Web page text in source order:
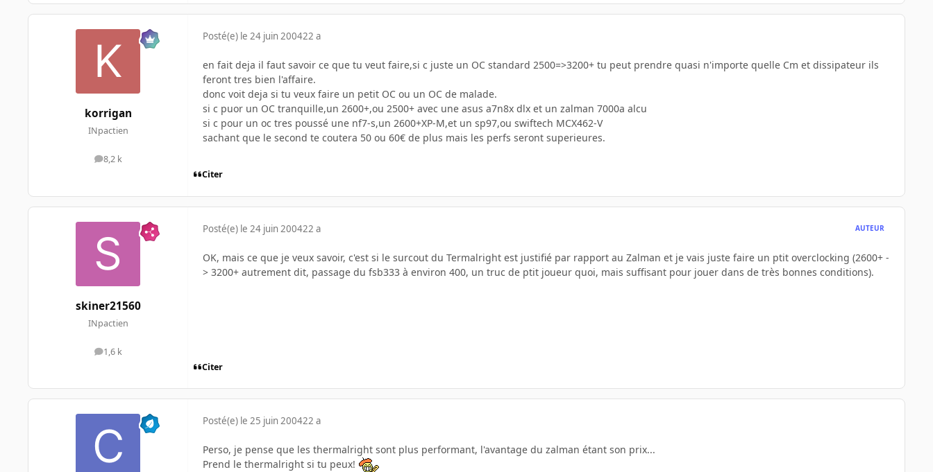
korrigan
INpactien
8,2 k
messages
Posté(e) le 24 juin 200422 a
en fait deja il faut savoir ce que tu veut faire,si c juste un OC standard 2500=>3200+ tu peut prendre quasi n'importe quelle Cm et dissipateur ils
feront tres bien l'affaire.
donc voit deja si tu veux faire un petit OC ou un OC de malade.
si c puor un OC tranquille,un 2600+,ou 2500+ avec une asus a7n8x dlx et un zalman 7000a alcu
si c pour un oc tres poussé une nf7-s,un 2600+XP-M,et un sp97,ou swiftech MCX462-V
sachant que le second te coutera 50 ou 60€ de plus mais les perfs seront superieures.
Citer
skiner21560
INpactien
1,6 k
messages
Posté(e) le 24 juin 200422 a AUTEUR
OK, mais ce que je veux savoir, c'est si le surcout du Termalright est justifié par rapport au Zalman et je vais juste faire un ptit overclocking (2600+ -
> 3200+ autrement dit, passage du fsb333 à environ 400, un truc de ptit joueur quoi, mais suffisant pour jouer dans de très bonnes conditions).
Citer
Posté(e) le 25 juin 200422 a
Perso, je pense que les thermalright sont plus performant, l'avantage du zalman étant son prix...
Prend le thermalright si tu peux!